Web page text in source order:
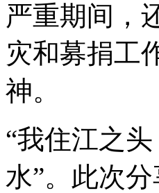
严重期间，
灾和募捐工
神。
“我住江之
水”。此次